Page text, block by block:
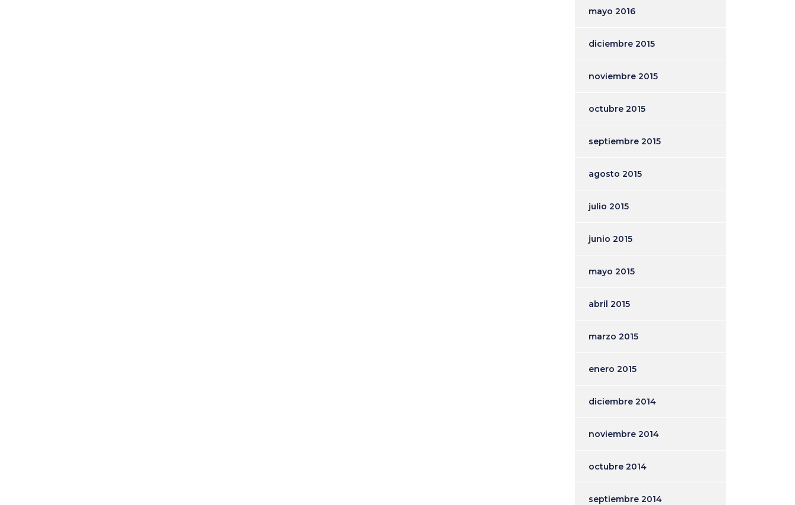
mayo 2016
diciembre 2015
noviembre 2015
octubre 2015
septiembre 2015
agosto 2015
julio 2015
junio 2015
mayo 2015
abril 2015
marzo 2015
enero 2015
diciembre 2014
noviembre 2014
octubre 2014
septiembre 2014